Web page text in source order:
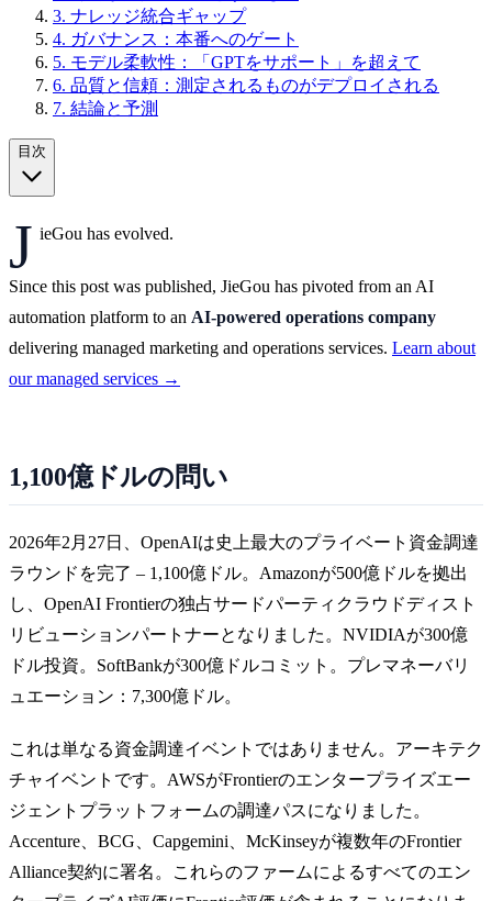
3. ナレッジ統合ギャップ
4. ガバナンス：本番へのゲート
5. モデル柔軟性：「GPTをサポート」を超えて
6. 品質と信頼：測定されるものがデプロイされる
7. 結論と予測
目次
J ieGou has evolved.
Since this post was published, JieGou has pivoted from an AI
automation platform to an AI-powered operations company
delivering managed marketing and operations services. Learn about
our managed services →
1,100億ドルの問い
2026年2月27日、OpenAIは史上最大のプライベート資金調達
ラウンドを完了 – 1,100億ドル。Amazonが500億ドルを拠出
し、OpenAI Frontierの独占サードパーティクラウドディスト
リビューションパートナーとなりました。NVIDIAが300億
ドル投資。SoftBankが300億ドルコミット。プレマネーバリ
ュエーション：7,300億ドル。
これは単なる資金調達イベントではありません。アーキテク
チャイベントです。AWSがFrontierのエンタープライズエー
ジェントプラットフォームの調達パスになりました。
Accenture、BCG、Capgemini、McKinseyが複数年のFrontier
Alliance契約に署名。これらのファームによるすべてのエン